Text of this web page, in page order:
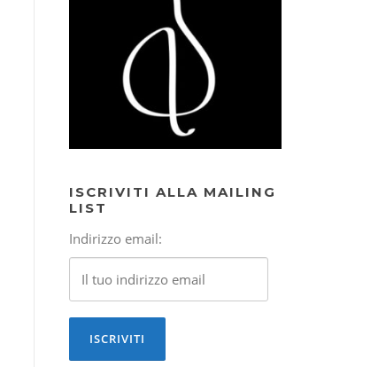
ISCRIVITI ALLA MAILING
LIST
Indirizzo email: